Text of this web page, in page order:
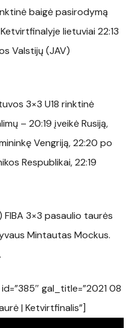
baigė pasirodymą
lietuviai 22:13
Valstijų (JAV)
3×3 U18 rinktinė
– 20:19 įveikė Rusiją,
Vengriją, 22:20 po
Respublikai, 22:19
3×3 pasaulio taurės
Mintautas Mockus.
gal_title=”2021 08
| Ketvirtfinalis”]